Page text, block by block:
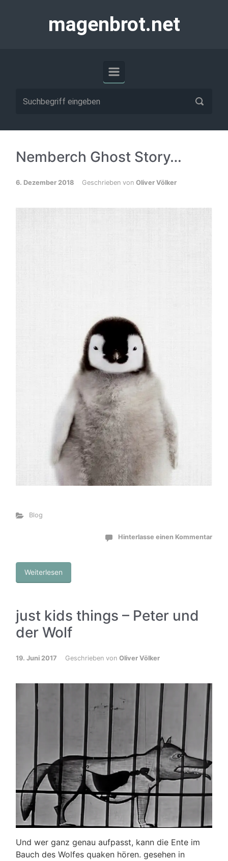
magenbrot.net
Nemberch Ghost Story…
6. Dezember 2018 Geschrieben von Oliver Völker
Blog
Hinterlasse einen Kommentar
Weiterlesen
just kids things – Peter und
der Wolf
19. Juni 2017 Geschrieben von Oliver Völker
Und wer ganz genau aufpasst, kann die Ente im
Bauch des Wolfes quaken hören. gesehen in